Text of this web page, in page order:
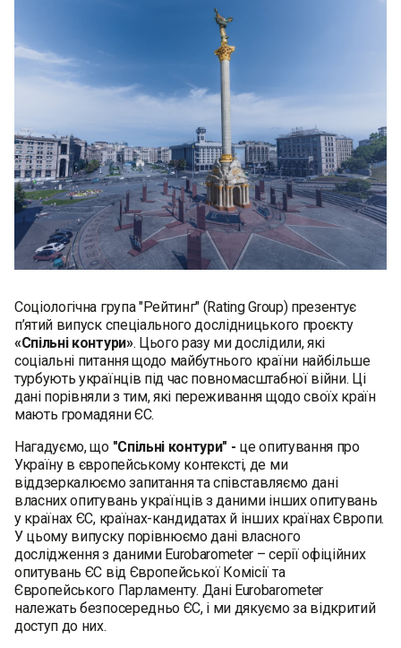
Соціологічна група "Рейтинг" (Rating Group) презентує
п’ятий випуск спеціального дослідницького проєкту
«Спільні контури». Цього разу ми дослідили, які
соціальні питання щодо майбутнього країни найбільше
турбують українців під час повномасштабної війни. Ці
дані порівняли з тим, які переживання щодо своїх країн
мають громадяни ЄС.
Нагадуємо, що "Спільні контури" - це опитування про
Україну в європейському контексті, де ми
віддзеркалюємо запитання та співставляємо дані
власних опитувань українців з даними інших опитувань
у країнах ЄС, країнах-кандидатах й інших країнах Європи.
У цьому випуску порівнюємо дані власного
дослідження з даними Eurobarometer – серії офіційних
опитувань ЄС від Європейської Комісії та
Європейського Парламенту. Дані Eurobarometer
належать безпосередньо ЄС, і ми дякуємо за відкритий
доступ до них.